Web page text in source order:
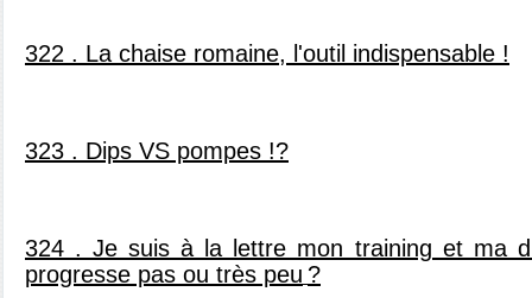
322 . La chaise romaine, l'outil indispensable !
323 . Dips VS pompes !?
324 . Je suis à la lettre mon training et ma
progresse pas ou très peu ?